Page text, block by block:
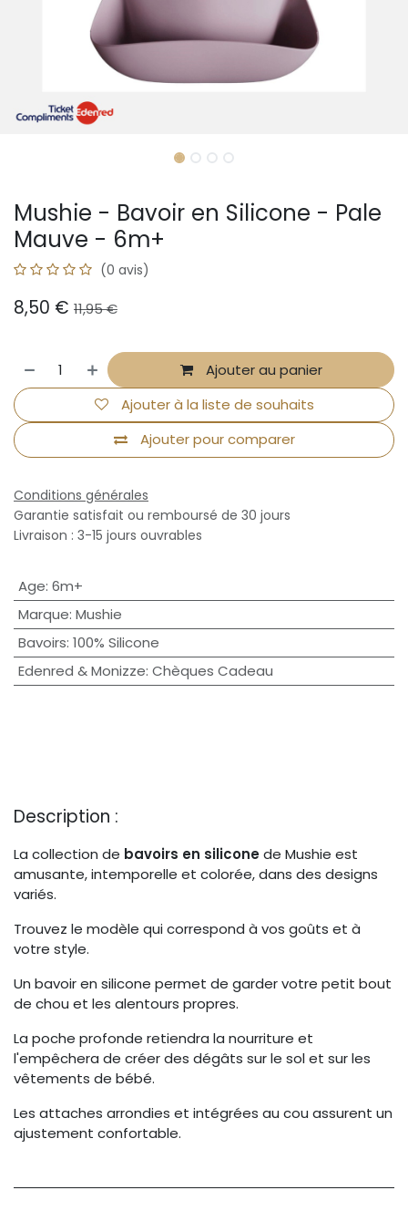
Mushie - Bavoir en Silicone - Pale
Mauve - 6m+
(0 avis)
8,50 € 11,95€
Ajouter au panier
Ajouter pour comparer
Ajouter à la liste de souhaits
Conditions générales
Garantie satisfait ou remboursé de 30 jours
Livraison : 3-15 jours ouvrables
Age: 6m+
Marque: Mushie
Bavoirs: 100% Silicone
Edenred & Monizze: Chèques Cadeau
Description :
La collection de bavoirs en siliconede Mushie est
amusante, intemporelle et colorée, dans des designs
variés.
Trouvez le modèle qui correspond à vos goûts et à
votre style.
Un bavoir en silicone permet de garder votre petit bout
de chou et les alentours propres.
La poche profonde retiendra la nourriture et
l'empêchera de créer des dégâts sur le sol et sur les
vêtements de bébé.
Les attaches arrondies et intégrées au cou assurent un
ajustement confortable.